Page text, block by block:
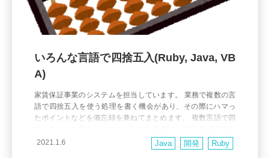
いろんな言語で四捨五入(Ruby, Java, VB
A)
家賃保証事業のシステムを担当しています。 業務で複数の言
語で四捨五入を使う処理を書く機会があり、その際にハマっ
たポイントなどを備忘録を兼ねてまとめます。 複数言語で四
業では、契約時に発生する「初回保証料」、保証期間が満了
し更新する時に発生する「更新料」が主な売り上げとなりま
2021.1.6 開発
Java Ruby